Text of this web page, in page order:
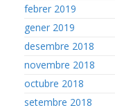
febrer 2019
gener 2019
desembre 2018
novembre 2018
octubre 2018
setembre 2018